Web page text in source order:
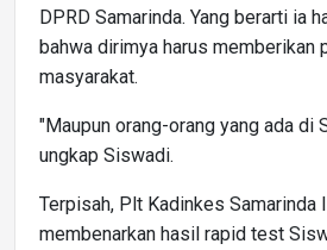
DPRD Samarinda. Yang berarti ia
bahwa dirimya harus memberikan
masyarakat.
"Maupun orang-orang yang ada di
ungkap Siswadi.
Terpisah, Plt Kadinkes Samarinda
membenarkan hasil rapid test